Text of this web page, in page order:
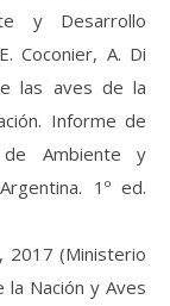
y Desarrollo
Coconier, A. Di
las aves de la
Informe de
Ambiente y
1º ed.
2017 (Ministerio
Nación y Aves